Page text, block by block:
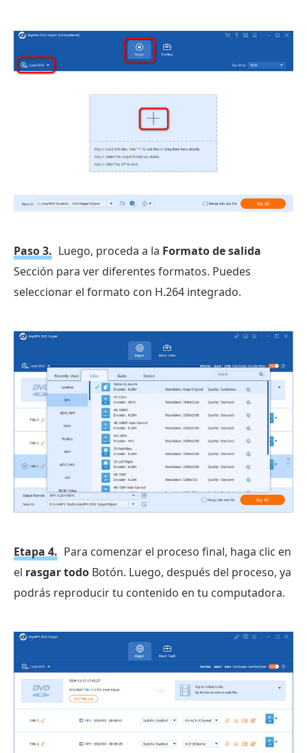
Paso 3. Luego, proceda a la Formato de salida
Sección para ver diferentes formatos. Puedes
seleccionar el formato con H.264 integrado.
Etapa 4. Para comenzar el proceso final, haga clic en
el rasgar todo Botón. Luego, después del proceso, ya
podrás reproducir tu contenido en tu computadora.